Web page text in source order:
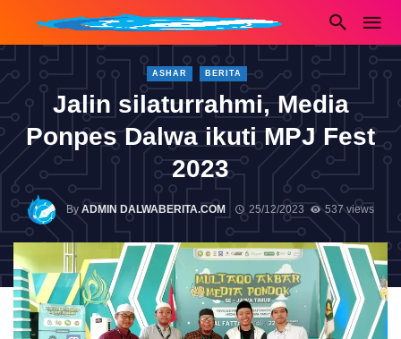
ASHAR BERITA
Jalin silaturrahmi, Media
Ponpes Dalwa ikuti MPJ Fest
2023
ByADMIN DALWABERITA.COM 25/12/2023 537 views